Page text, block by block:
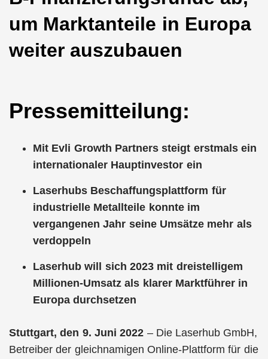
um Marktanteile in Europa
weiter auszubauen
Pressemitteilung:
Mit Evli Growth Partners steigt erstmals ein
internationaler Hauptinvestor ein
Laserhubs Beschaffungsplattform für
industrielle Metallteile konnte im
vergangenen Jahr seine Umsätze mehr als
verdoppeln
Laserhub will sich 2023 mit dreistelligem
Millionen-Umsatz als klarer Marktführer in
Europa durchsetzen
Stuttgart, den 9. Juni 2022 – Die Laserhub GmbH,
Betreiber der gleichnamigen Online-Plattform für die